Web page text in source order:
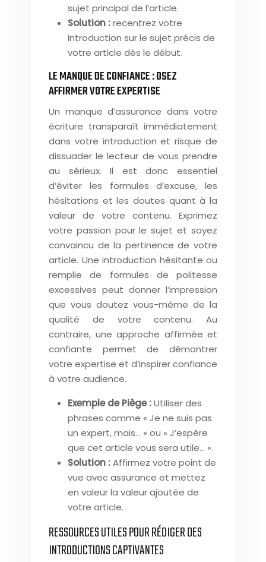
sujet principal de l’article.
Solution :recentrez votre
introduction sur le sujet précis de
votre article dès le début.
LE MANQUE DE CONFIANCE : OSEZ
AFFIRMER VOTRE EXPERTISE
Un manque d’assurance dans votre
écriture transparaît immédiatement
dans votre introduction et risque de
dissuader le lecteur de vous prendre
au sérieux. Il est donc essentiel
d’éviter les formules d’excuse, les
hésitations et les doutes quant à la
valeur de votre contenu. Exprimez
votre passion pour le sujet et soyez
convaincu de la pertinence de votre
article. Une introduction hésitante ou
remplie de formules de politesse
excessives peut donner l’impression
que vous doutez vous-même de la
qualité de votre contenu. Au
contraire, une approche affirmée et
confiante permet de démontrer
votre expertise et d’inspirer confiance
à votre audience.
Exemple de Piège :Utiliser des
phrases comme « Je ne suis pas
un expert, mais… » ou « J’espère
que cet article vous sera utile… ».
Solution :Affirmez votre point de
vue avec assurance et mettez
en valeur la valeur ajoutée de
votre article.
RESSOURCES UTILES POUR RÉDIGER DES
INTRODUCTIONS CAPTIVANTES